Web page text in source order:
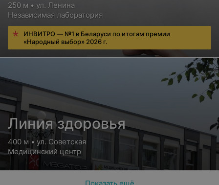
250 м • ул. Ленина
Независимая лаборатория
ИНВИТРО — №1 в Беларуси по итогам премии
«Народный выбор» 2026 г.
Линия здоровья
400 м • ул. Советская
Медицинский центр